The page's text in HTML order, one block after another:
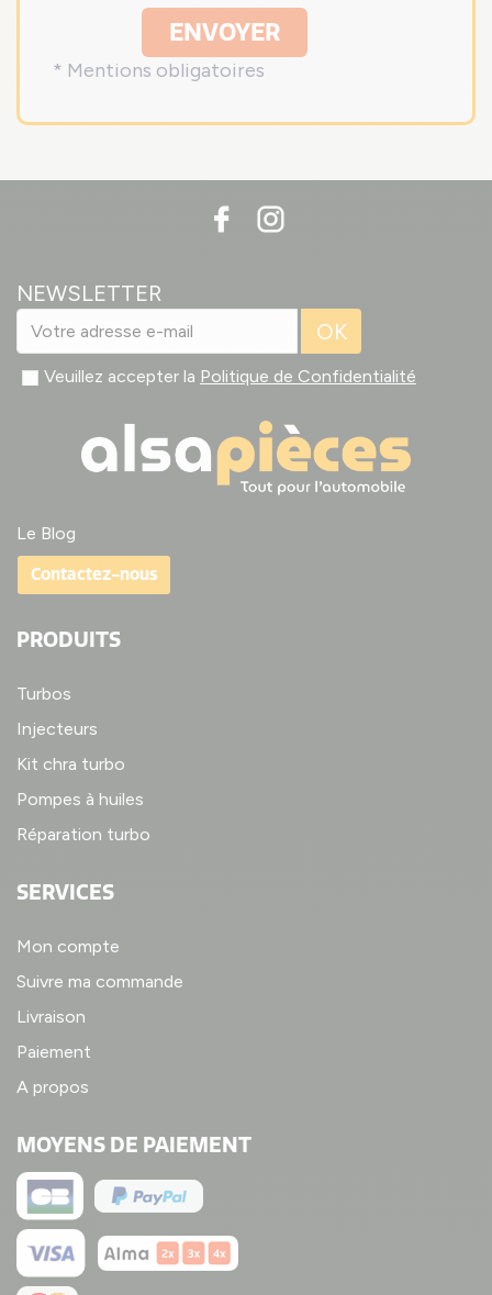
ENVOYER
* Mentions obligatoires
NEWSLETTER
OK
Veuillez accepter la Politique de Confidentialité
Le Blog
Contactez-nous
PRODUITS
Turbos
Injecteurs
Kit chra turbo
Pompes à huiles
Réparation turbo
SERVICES
Mon compte
Suivre ma commande
Livraison
Paiement
A propos
MOYENS DE PAIEMENT